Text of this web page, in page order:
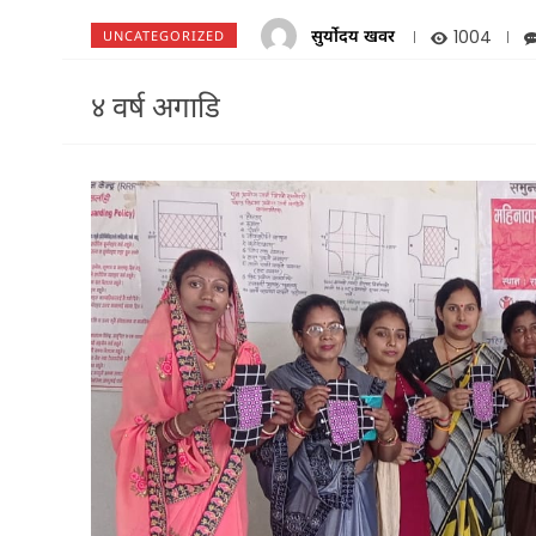
UNCATEGORIZED सुर्योदय खवर 1004
४ वर्ष अगाडि